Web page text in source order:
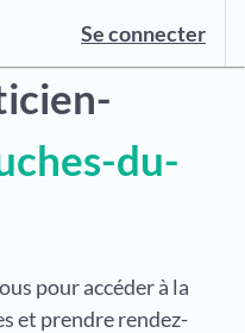
Se connecter
du-
pour accéder à la
et prendre rendez-